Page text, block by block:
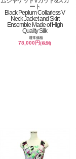
ート
Black Peplum Collarless V
Neck Jacket and Skirt
Ensemble Made of High
Quality Silk
通常価格
78,000円(税別)